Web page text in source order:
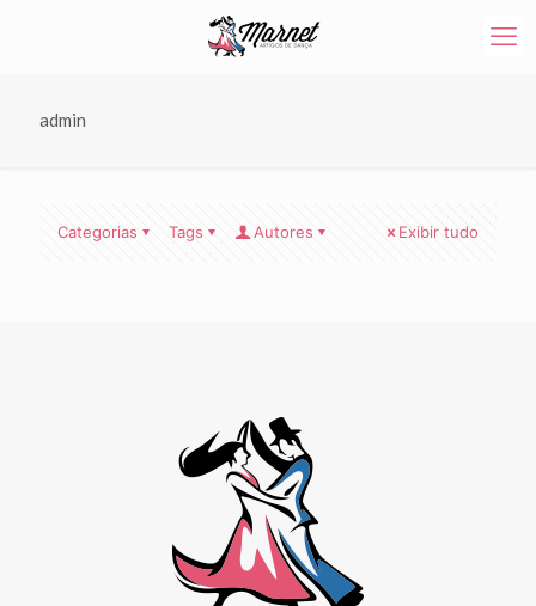
admin
Categorias Tags Autores Exibir tudo